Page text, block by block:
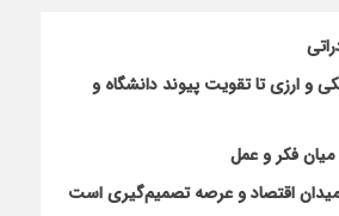
و ارزی تا تقویت پیوند دانشگاه و
فکر و عمل
میدان اقتصاد و عرصه تصمیم‌گیری است